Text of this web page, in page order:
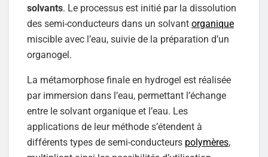
solvants. Le processus est initié par la dissolution
des semi-conducteurs dans un solvant organique
miscible avec l’eau, suivie de la préparation d’un
organogel.
La métamorphose finale en hydrogel est réalisée
par immersion dans l’eau, permettant l’échange
entre le solvant organique et l’eau. Les
applications de leur méthode s’étendent à
différents types de semi-conducteurs polymères,